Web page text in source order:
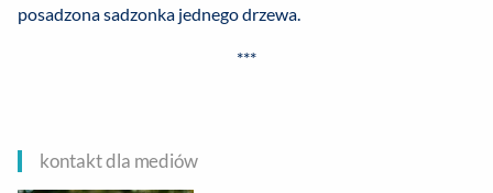
posadzona sadzonka jednego drzewa.
***
kontakt dla mediów